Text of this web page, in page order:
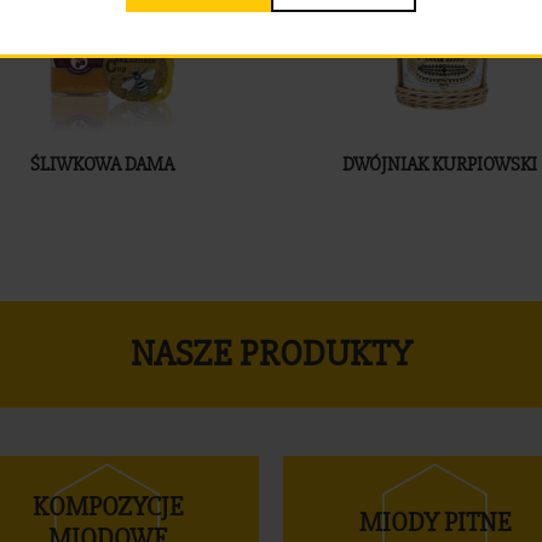
ŚLIWKOWA DAMA DWÓJNIAK KURPIOWSKI
NASZE PRODUKTY
KOMPOZYCJE
MIODY PITNE